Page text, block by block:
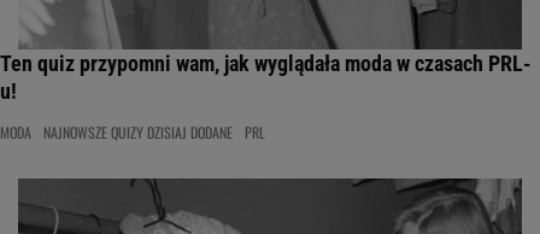
Ten quiz przypomni wam, jak wyglądała moda w czasach PRL-
u!
MODA NAJNOWSZE QUIZY DZISIAJ DODANE PRL